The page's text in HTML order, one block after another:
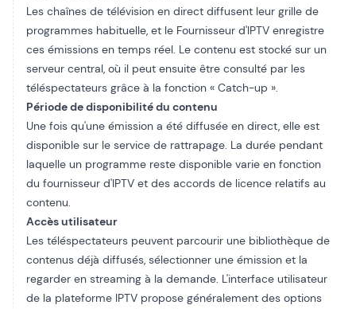
Les chaînes de télévision en direct diffusent leur grille de
programmes habituelle, et le Fournisseur d'IPTV enregistre
ces émissions en temps réel. Le contenu est stocké sur un
serveur central, où il peut ensuite être consulté par les
téléspectateurs grâce à la fonction « Catch-up ».
Période de disponibilité du contenu
Une fois qu'une émission a été diffusée en direct, elle est
disponible sur le service de rattrapage. La durée pendant
laquelle un programme reste disponible varie en fonction
du fournisseur d'IPTV et des accords de licence relatifs au
contenu.
Accès utilisateur
Les téléspectateurs peuvent parcourir une bibliothèque de
contenus déjà diffusés, sélectionner une émission et la
regarder en streaming à la demande. L'interface utilisateur
de la plateforme IPTV propose généralement des options